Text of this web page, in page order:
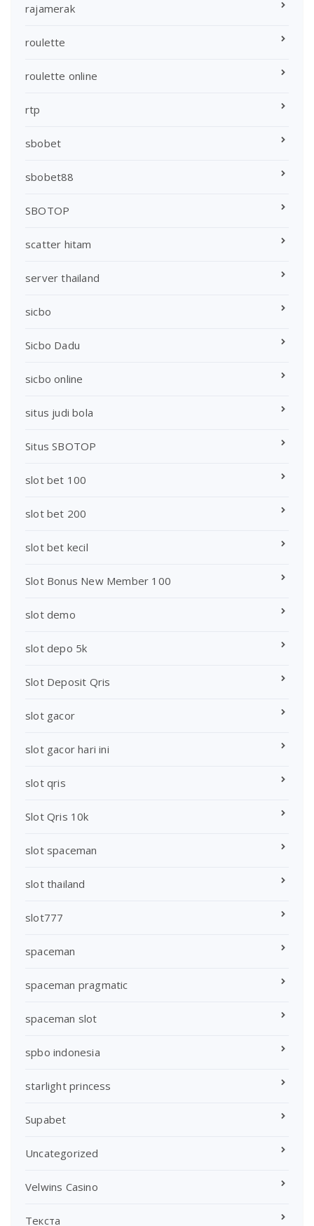
rajamerak
roulette
roulette online
rtp
sbobet
sbobet88
SBOTOP
scatter hitam
server thailand
sicbo
Sicbo Dadu
sicbo online
situs judi bola
Situs SBOTOP
slot bet 100
slot bet 200
slot bet kecil
Slot Bonus New Member 100
slot demo
slot depo 5k
Slot Deposit Qris
slot gacor
slot gacor hari ini
slot qris
Slot Qris 10k
slot spaceman
slot thailand
slot777
spaceman
spaceman pragmatic
spaceman slot
spbo indonesia
starlight princess
Supabet
Uncategorized
Velwins Casino
Текста